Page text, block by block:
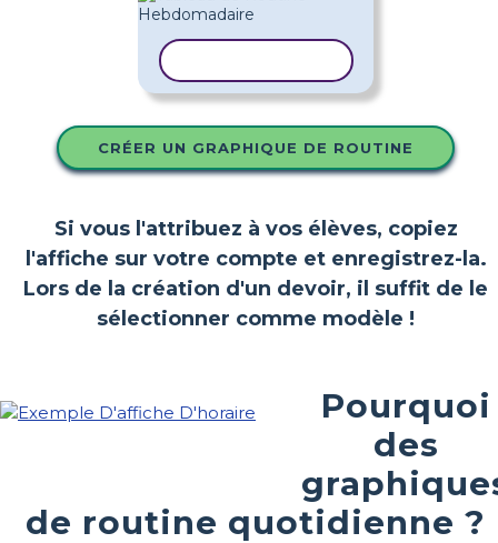
CRÉER UN GRAPHIQUE DE ROUTINE
Si vous l'attribuez à vos élèves, copiez
l'affiche sur votre compte et enregistrez-la.
Lors de la création d'un devoir, il suffit de le
sélectionner comme modèle !
Pourquoi
des
de routine quotidienne ?